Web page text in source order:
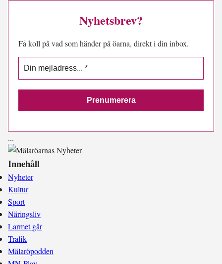
Nyhetsbrev?
Få koll på vad som händer på öarna, direkt i din inbox.
...
Innehåll
Nyheter
Kultur
Sport
Näringsliv
Larmet går
Trafik
Mälaröpodden